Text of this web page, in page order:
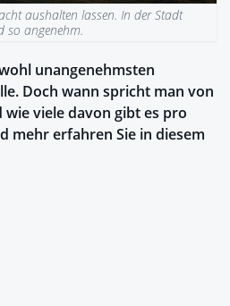
aushalten lassen. In der Stadt
so angenehm.
unangenehmsten
Doch wann spricht man von
viele davon gibt es pro
mehr erfahren Sie in diesem